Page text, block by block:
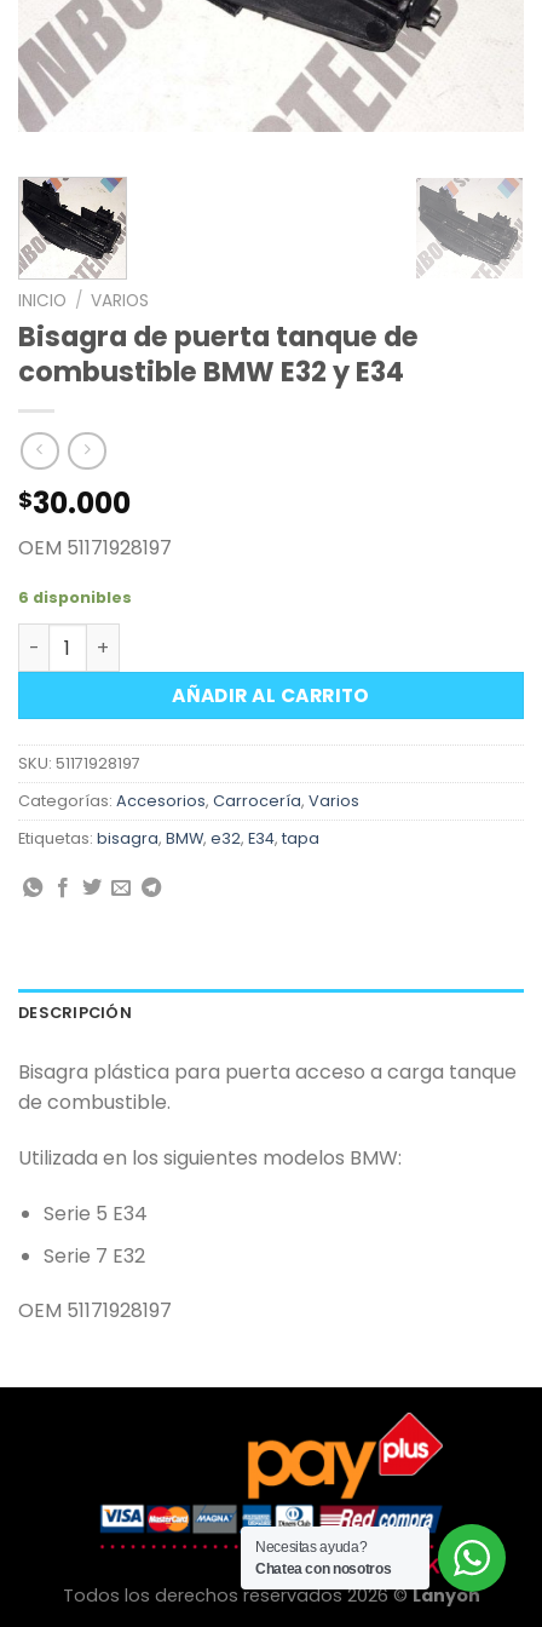
INICIO / VARIOS
Bisagra de puerta tanque de
combustible BMW E32 y E34
$30.000
OEM 51171928197
6 disponibles
Bisagra de puerta tanque de combustible BMW E32 y
AÑADIR AL CARRITO
SKU: 51171928197
Categorías: Accesorios, Carrocería, Varios
Etiquetas: bisagra, BMW, e32, E34, tapa
DESCRIPCIÓN
Bisagra plástica para puerta acceso a carga tanque
de combustible.
Utilizada en los siguientes modelos BMW:
Serie 5 E34
Serie 7 E32
OEM 51171928197
Todos los derechos reservados 2026 ©Lanyon
Necesitas ayuda?
Chatea con nosotros